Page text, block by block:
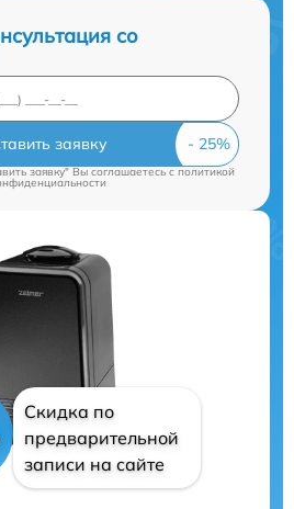
со
заявку
заявку" Вы соглашаетесь c политикой
Скидка по
предварительной
записи на сайте